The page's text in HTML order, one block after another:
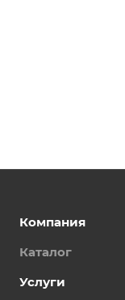
Компания
Каталог
Услуги